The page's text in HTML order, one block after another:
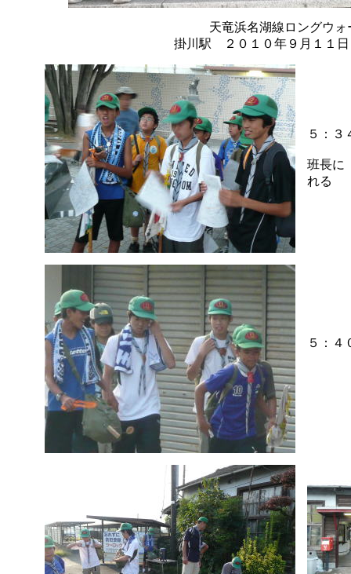
天竜浜名湖線ロングウォ
掛川駅 ２０１０年９月１１
５：３
班長に
れる
５：